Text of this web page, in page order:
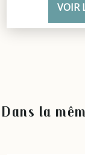
VOIR
Dans la